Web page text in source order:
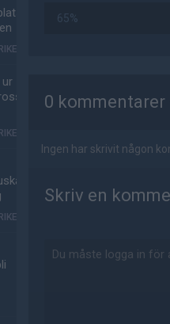
ur
i
65%
0
Ingen har skrivit någon
Skriv en